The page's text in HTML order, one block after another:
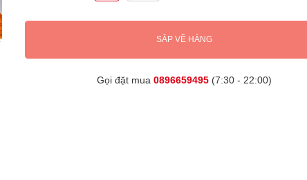
SẮP VỀ HÀNG
Gọi đặt mua 0896659495(7:30 - 22:00)